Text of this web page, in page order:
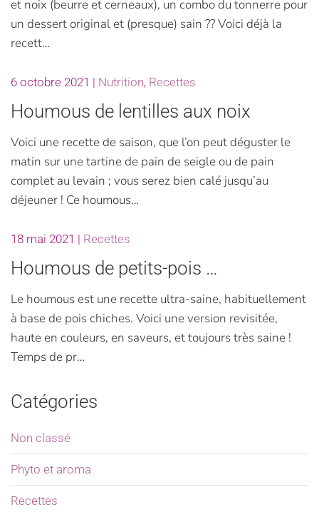
et noix (beurre et cerneaux), un combo du tonnerre pour
un dessert original et (presque) sain ?? Voici déjà la
recett…
6 octobre 2021 | Nutrition, Recettes
Houmous de lentilles aux noix
Voici une recette de saison, que l’on peut déguster le
matin sur une tartine de pain de seigle ou de pain
complet au levain ; vous serez bien calé jusqu’au
déjeuner ! Ce houmous…
18 mai 2021 | Recettes
Houmous de petits-pois …
Le houmous est une recette ultra-saine, habituellement
à base de pois chiches. Voici une version revisitée,
haute en couleurs, en saveurs, et toujours très saine !
Temps de pr…
Catégories
Non classé
Phyto et aroma
Recettes